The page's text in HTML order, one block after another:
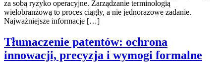
za sobą ryzyko operacyjne. Zarządzanie terminologią
wielobranżową to proces ciągły, a nie jednorazowe zadanie.
Najważniejsze informacje […]
Tłumaczenie patentów: ochrona
innowacji, precyzja i wymogi formalne